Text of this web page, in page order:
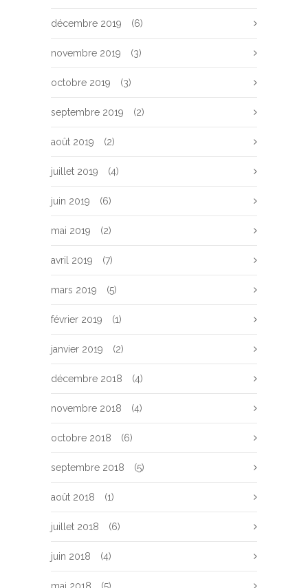
décembre 2019 (6)
novembre 2019 (3)
octobre 2019 (3)
septembre 2019 (2)
août 2019 (2)
juillet 2019 (4)
juin 2019 (6)
mai 2019 (2)
avril 2019 (7)
mars 2019 (5)
février 2019 (1)
janvier 2019 (2)
décembre 2018 (4)
novembre 2018 (4)
octobre 2018 (6)
septembre 2018 (5)
août 2018 (1)
juillet 2018 (6)
juin 2018 (4)